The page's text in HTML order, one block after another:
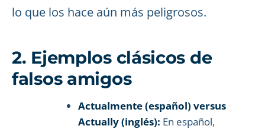
lo que los hace aún más peligrosos.
2. Ejemplos clásicos de
falsos amigos
Actualmente (español) versus
Actually (inglés): En español,